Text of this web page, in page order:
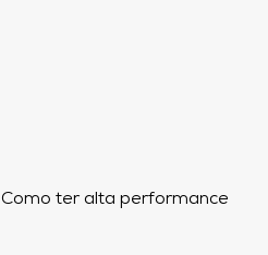
Como ter alta performance